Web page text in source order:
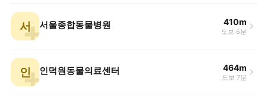
서 서울종합동물병원 410m
도보 6분
인 인덕원동물의료센터 464m
도보 7분